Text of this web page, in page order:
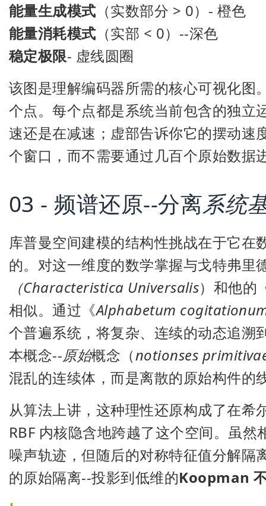
能量生成模式 （实数部分 > 0）- 橙色
能量消耗模式 （实部 < 0）--深色
稳定极限- 虚线圆圈
该图是理解编码器所需的核心可视化图
个点。每个点都是系统当前包含的独立
速还是在减速；虚部告诉你它的摆动速
个窗口，而不需要通过几百个原始数据
03 - 频谱还原--分离系统
库普曼空间建模的结构性挑战在于它
的。对这一维度的数学掌握与戈特弗里
（Characteristica Universalis）和他的
相似。通过《Alphabetum
个普遍系统，将复杂、连续的动态追溯
本概念--原始概念（notionses
混乱的连续体，而是离散的原始构件的
从算法上讲，这种理性还原构成了在
RBF 内核隐含地跨越了这个空间。虽
噪声轨迹，但随后的对称特征值分解隔
的原始隔离--投影到低维的Koopman